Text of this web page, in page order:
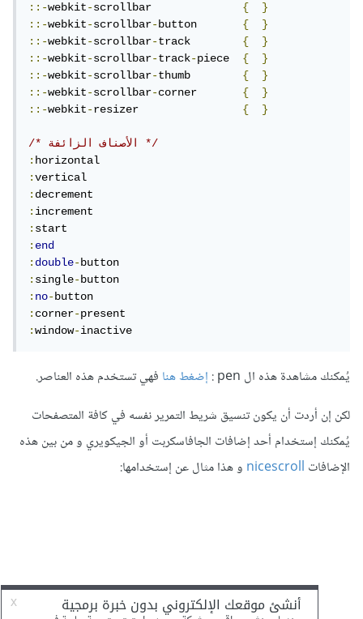
::-webkit-scrollbar {
}
::-webkit-scrollbar-button {
}
::-webkit-scrollbar-track {
}
::-webkit-scrollbar-track-piece {
}
::-webkit-scrollbar-thumb {
}
::-webkit-scrollbar-corner {
}
::-webkit-resizer { }
/* الأصناف الزائفة */
:
:
:
:
:
:end
:double-
:single-
:no-
:corner-
:window-inactive
يُمكنك مشاهدة هذه ال pen : إضغط هنافهي تستخدم هذه العناصر.
لكن إن أردت أن يكون تنسيق شريط التمرير نفسه في كافة المتصفحات
يُمكنك إستخدام أحد إضافات الجافاسكربت أو الجيكويري و من بين هذه
الإضافات nicescrollو هذا مثال عن إستخدامها: